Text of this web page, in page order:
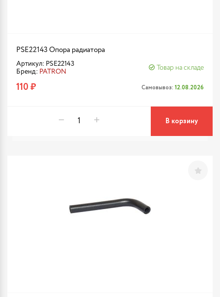
PSE22143 Опора радиатора
Артикул: PSE22143
Бренд: PATRON
Товар на складе
110 ₽ Самовывоз: 12.08.2026
В корзину